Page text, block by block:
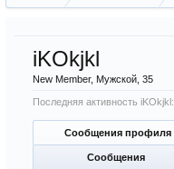
iKOkjkl
New Member, Мужской, 35
Последняя активность iKOkjkl:
Сообщения профиля
Сообщения